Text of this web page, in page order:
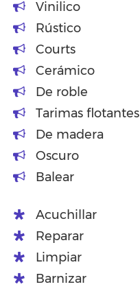
Vinilico
Rústico
Courts
Cerámico
De roble
Tarimas flotantes
De madera
Oscuro
Balear
Acuchillar
Reparar
Limpiar
Barnizar